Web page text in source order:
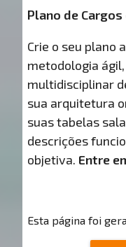
Plano de
Crie o seu plano
metodologia
multidisciplinar
sua arquitetura
suas tabelas
descrições
objetiva. Entre
Esta página foi